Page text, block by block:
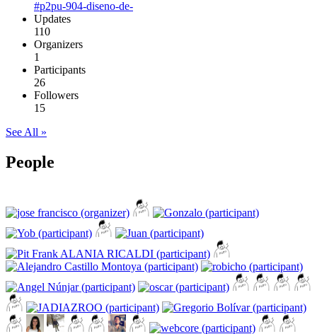
#p2pu-904-diseno-de-
Updates
110
Organizers
1
Participants
26
Followers
15
See All »
People